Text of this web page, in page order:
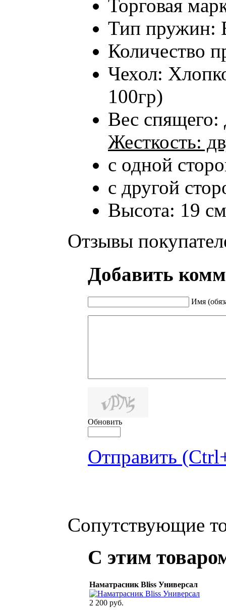
Торговая
Тип пружин:
Количество
Чехол:
100гр)
Вес спящего:
Жесткость:
с одной
с другой
Высота: 19 см
Отзывы
Добавить
Имя
Обновить
Отправить
Сопутствующие
С этим
Наматрасник Bliss Универсал
2 200 руб.